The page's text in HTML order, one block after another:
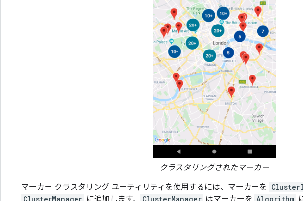
クラスタリングされたマーカー
マーカー クラスタリング ユーティリティを使用するには、マーカーを
ClusterManager に追加します。 ClusterManager はマーカーを Algorithm